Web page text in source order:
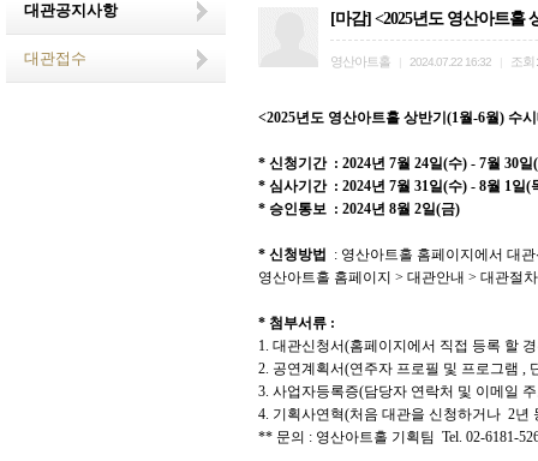
대관공지사항
대관접수
[마감] <2025년도 영산아트홀
영산아트홀 2024.07.22 16:32 조회
<2025년도 영산아트홀 상반기 (1월-6월) 수
* 신청기간 : 2024년 7월 24일(수) - 7월 30일(
* 심사기간 : 2024년 7월 31일(수) - 8월 1일(
* 승인통보 : 2024년 8월 2일(금)
* 신청방법 : 영산아트홀 홈페이지에서 대
영산아트홀 홈페이지 > 대관안내 > 대관절차
* 첨부서류:
1. 대관신청서(홈페이지에서 직접 등록 할
2. 공연계획서(연주자 프로필 및 프로그램 ,
3. 사업자등록증(담당자 연락처 및 이메일
4. 기획사연혁(처음 대관을 신청하거나 2년
** 문의 : 영산아트홀 기획팀 Tel. 02-6181-